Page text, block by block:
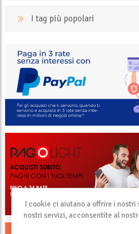
I tag più popolari
I cookie ci aiutano a offrire i nostri
nostri servizi, acconsentite al